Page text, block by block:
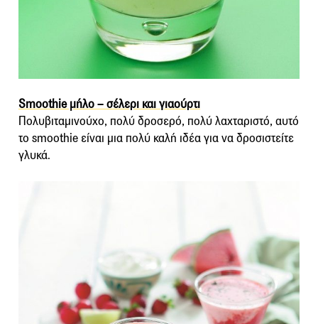
Smoothie μήλο – σέλερι και γιαούρτι
Πολυβιταμινούχο, πολύ δροσερό, πολύ λαχταριστό, αυτό
το smoothie είναι μια πολύ καλή ιδέα για να δροσιστείτε
γλυκά.